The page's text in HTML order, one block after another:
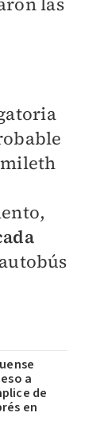
a
de
en